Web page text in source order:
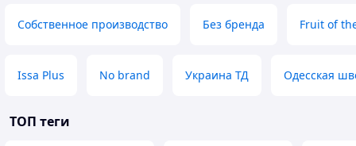
Собственное производство Без бренда Fruit of
Issa Plus No brand Украина ТД Одесская
ТОП теги